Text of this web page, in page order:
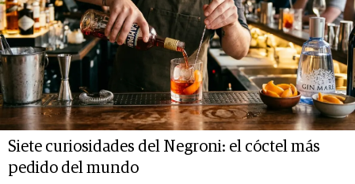
Siete curiosidades del Negroni: el cóctel más
pedido del mundo